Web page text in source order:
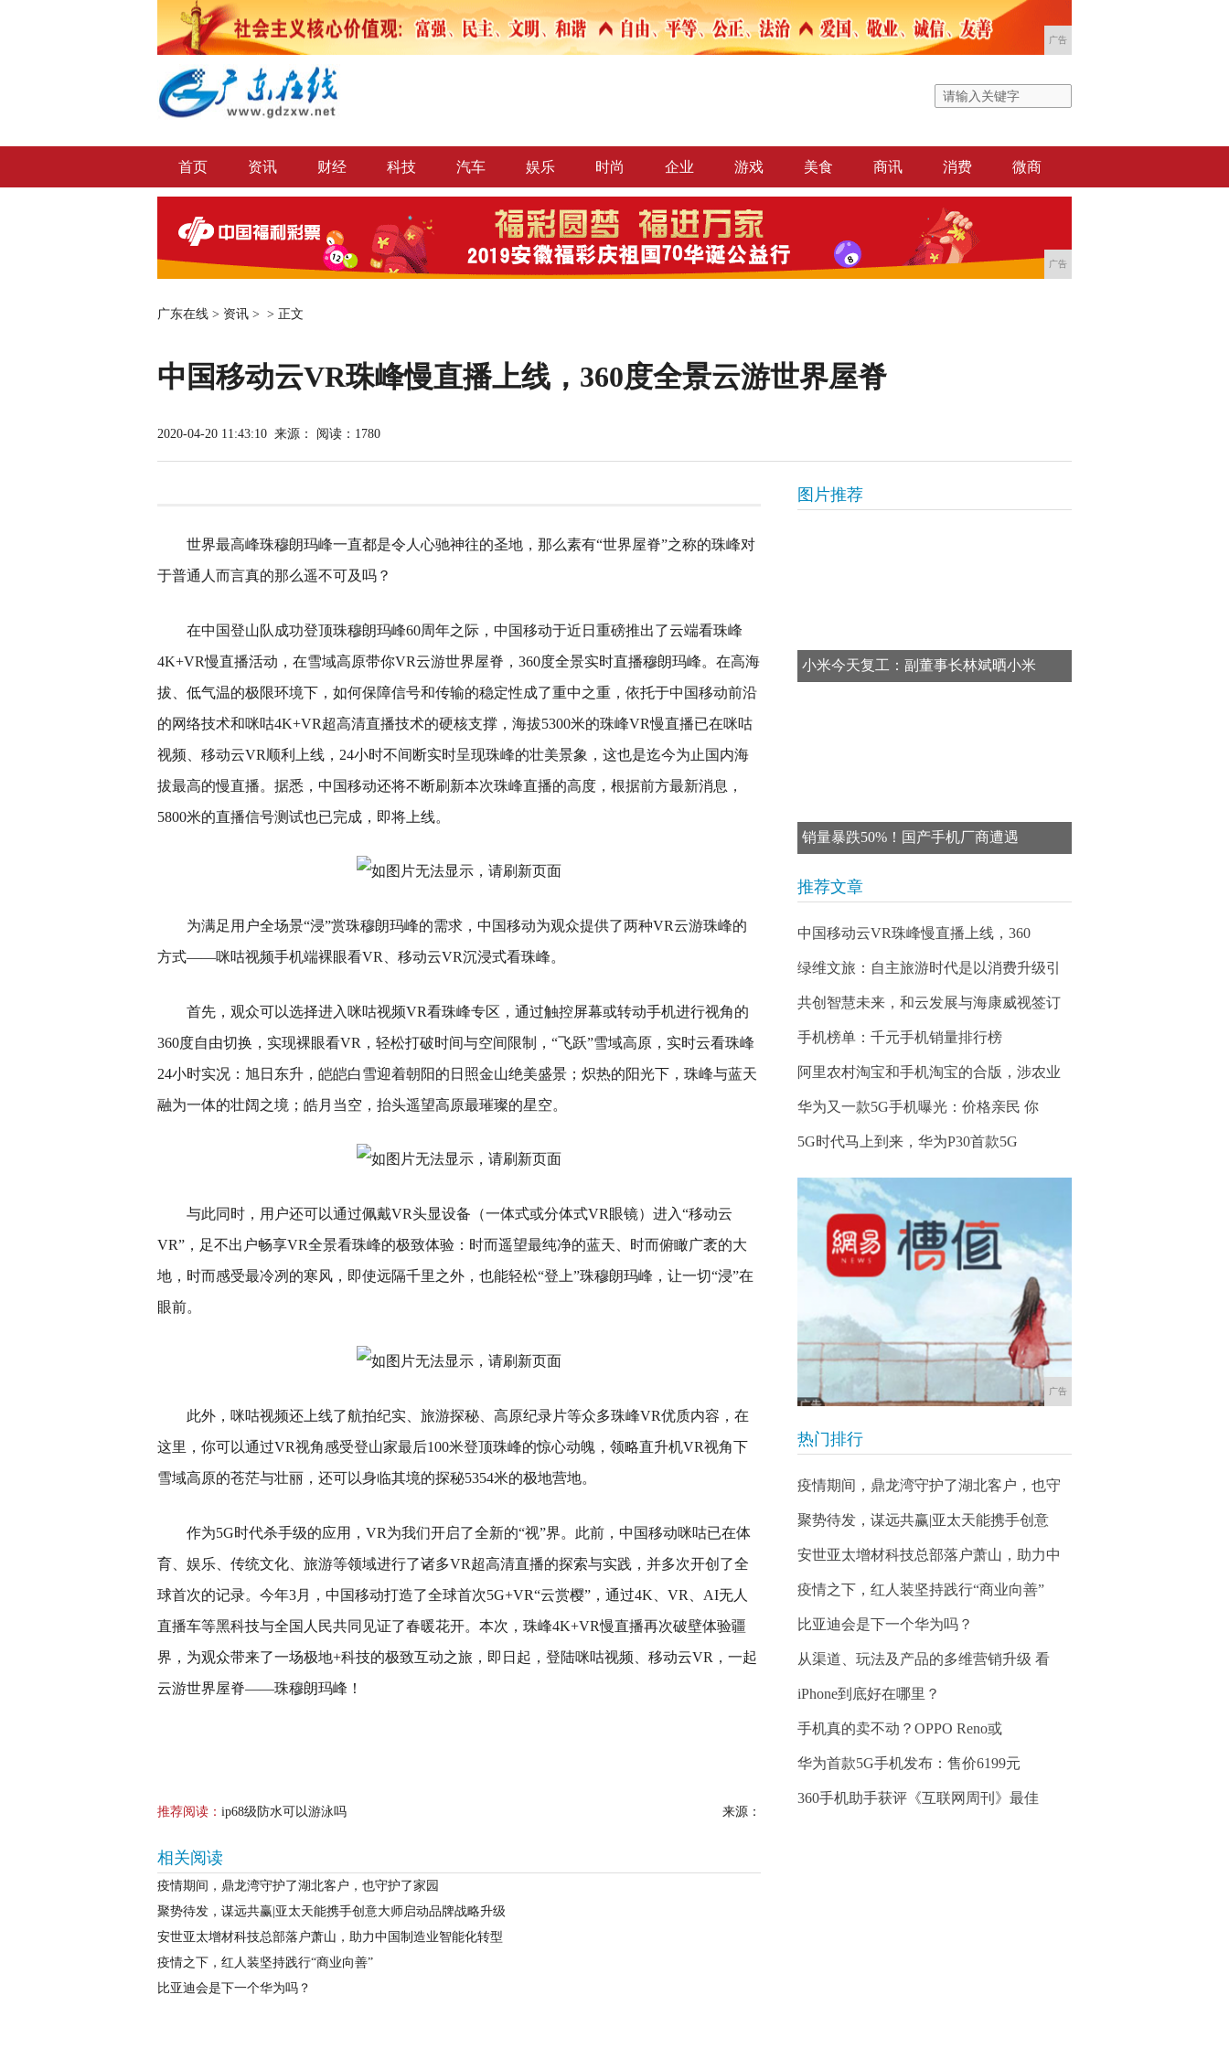
广告
首页 资讯 财经 科技 汽车 娱乐 时尚 企业 游戏 美食 商讯 消费 微商
广告
广东在线 > 资讯 > > 正文
中国移动云VR珠峰慢直播上线，360度全景云游世界屋脊
2020-04-20 11:43:10 来源： 阅读：1780
世界最高峰珠穆朗玛峰一直都是令人心驰神往的圣地，那么素有“世界屋脊”之称的珠峰对
于普通人而言真的那么遥不可及吗？
在中国登山队成功登顶珠穆朗玛峰60周年之际，中国移动于近日重磅推出了云端看珠峰
4K+VR慢直播活动，在雪域高原带你VR云游世界屋脊，360度全景实时直播穆朗玛峰。在高海
拔、低气温的极限环境下，如何保障信号和传输的稳定性成了重中之重，依托于中国移动前沿
的网络技术和咪咕4K+VR超高清直播技术的硬核支撑，海拔5300米的珠峰VR慢直播已在咪咕
视频、移动云VR顺利上线，24小时不间断实时呈现珠峰的壮美景象，这也是迄今为止国内海
拔最高的慢直播。据悉，中国移动还将不断刷新本次珠峰直播的高度，根据前方最新消息，
5800米的直播信号测试也已完成，即将上线。
为满足用户全场景“浸”赏珠穆朗玛峰的需求，中国移动为观众提供了两种VR云游珠峰的
方式——咪咕视频手机端裸眼看VR、移动云VR沉浸式看珠峰。
首先，观众可以选择进入咪咕视频VR看珠峰专区，通过触控屏幕或转动手机进行视角的
360度自由切换，实现裸眼看VR，轻松打破时间与空间限制，“飞跃”雪域高原，实时云看珠峰
24小时实况：旭日东升，皑皑白雪迎着朝阳的日照金山绝美盛景；炽热的阳光下，珠峰与蓝天
融为一体的壮阔之境；皓月当空，抬头遥望高原最璀璨的星空。
与此同时，用户还可以通过佩戴VR头显设备（一体式或分体式VR眼镜）进入“移动云
VR”，足不出户畅享VR全景看珠峰的极致体验：时而遥望最纯净的蓝天、时而俯瞰广袤的大
地，时而感受最冷冽的寒风，即使远隔千里之外，也能轻松“登上”珠穆朗玛峰，让一切“浸”在
眼前。
此外，咪咕视频还上线了航拍纪实、旅游探秘、高原纪录片等众多珠峰VR优质内容，在
这里，你可以通过VR视角感受登山家最后100米登顶珠峰的惊心动魄，领略直升机VR视角下
雪域高原的苍茫与壮丽，还可以身临其境的探秘5354米的极地营地。
作为5G时代杀手级的应用，VR为我们开启了全新的“视”界。此前，中国移动咪咕已在体
育、娱乐、传统文化、旅游等领域进行了诸多VR超高清直播的探索与实践，并多次开创了全
球首次的记录。今年3月，中国移动打造了全球首次5G+VR“云赏樱”，通过4K、VR、AI无人
直播车等黑科技与全国人民共同见证了春暖花开。本次，珠峰4K+VR慢直播再次破壁体验疆
界，为观众带来了一场极地+科技的极致互动之旅，即日起，登陆咪咕视频、移动云VR，一起
云游世界屋脊——珠穆朗玛峰！
推荐阅读： ip68级防水可以游泳吗 来源：
相关阅读
疫情期间，鼎龙湾守护了湖北客户，也守护了家园
聚势待发，谋远共赢|亚太天能携手创意大师启动品牌战略升级
安世亚太增材科技总部落户萧山，助力中国制造业智能化转型
疫情之下，红人装坚持践行“商业向善”
比亚迪会是下一个华为吗？
图片推荐
小米今天复工：副董事长林斌晒小米
销量暴跌50%！国产手机厂商遭遇
推荐文章
中国移动云VR珠峰慢直播上线，360
绿维文旅：自主旅游时代是以消费升级引
共创智慧未来，和云发展与海康威视签订
手机榜单：千元手机销量排行榜
阿里农村淘宝和手机淘宝的合版，涉农业
华为又一款5G手机曝光：价格亲民 你
5G时代马上到来，华为P30首款5G
广告
热门排行
疫情期间，鼎龙湾守护了湖北客户，也守
聚势待发，谋远共赢|亚太天能携手创意
安世亚太增材科技总部落户萧山，助力中
疫情之下，红人装坚持践行“商业向善”
比亚迪会是下一个华为吗？
从渠道、玩法及产品的多维营销升级 看
iPhone到底好在哪里？
手机真的卖不动？OPPO Reno或
华为首款5G手机发布：售价6199元
360手机助手获评《互联网周刊》最佳